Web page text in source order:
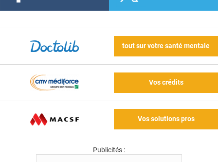
tout sur votre santé mentale
Vos crédits
Vos solutions pros
Publicités :